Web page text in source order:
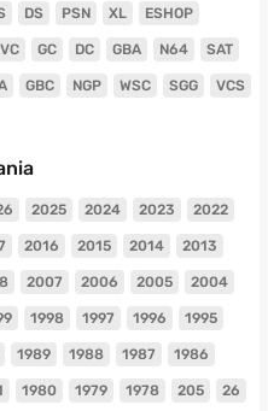
DS PSN XL ESHOP
VC GC DC GBA N64 SAT
GBC NGP WSC SGG VCS
2025 2024 2023 2022
2016 2015 2014 2013
2007 2006 2005 2004
1998 1997 1996 1995
1989 1988 1987 1986
1980 1979 1978 205 26